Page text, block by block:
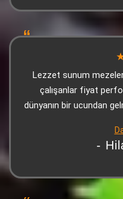
andan itibaren
Lezzet sunum
çalışanlar fiyat
dünyanın bir ucundan
-